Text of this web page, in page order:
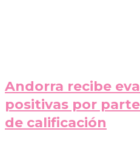
Andorra recibe
positivas por
de calificación